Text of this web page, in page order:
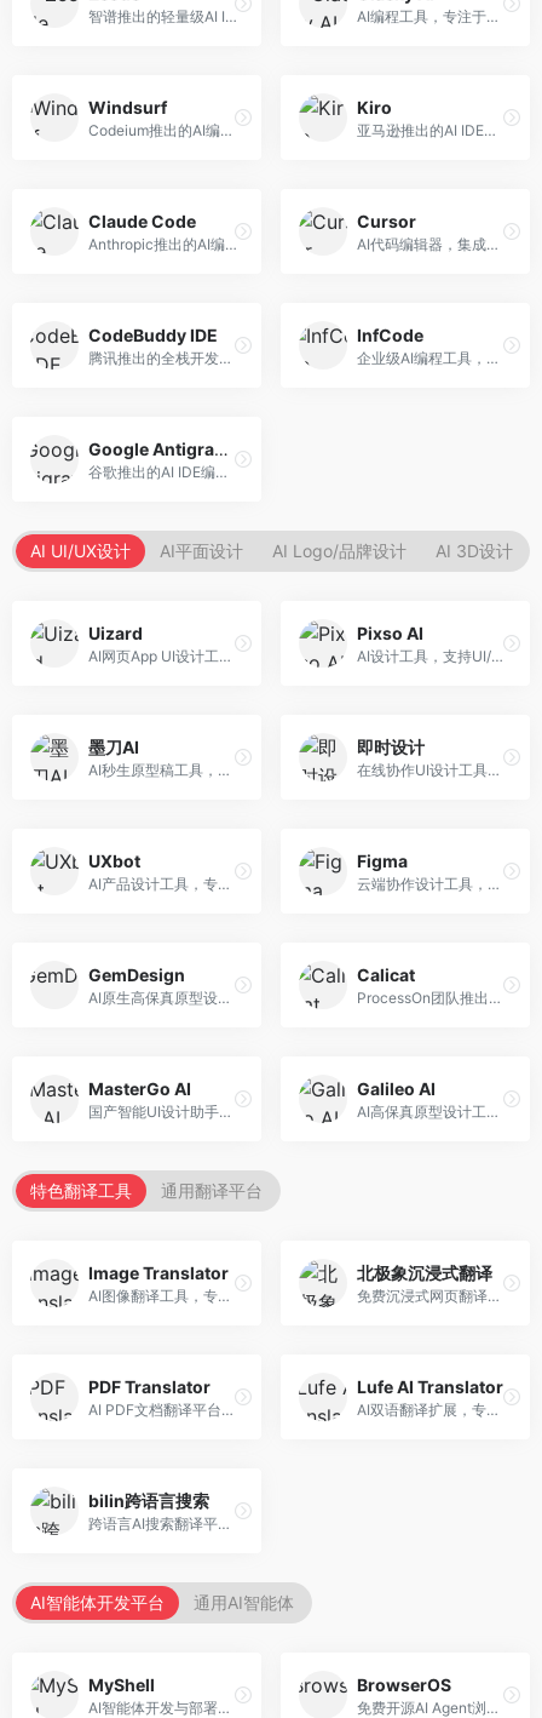
智谱推出的轻量级AI IDE，基于GLM模型。面向开发者，提供智能代码补全、代码生成、错误检测等服务，中文编程支持好。 AI编程工具，专注于代码智能生成与优化。面向开发者，提供代码生成、代码重构、错误修复等服务，编程效率高。
Windsurf
Codeium推出的AI编程工具，专注于代码智能辅助。面向开发者，提供代码补全、代码生成、代码解释等服务，多语言支持完善。
Kiro
亚马逊推出的AI IDE，深度整合AWS云服务。面向AWS开发者，提供代码生成、云服务集成、部署自动化等服务，与AWS生态无缝衔接。
Claude Code
Anthropic推出的AI编程工具，基于Claude模型。面向开发者，提供代码生成、代码审查、调试辅助等服务，代码质量高，推理能力强。
Cursor
AI代码编辑器，集成GPT-4模型，专注于智能编程辅助。面向开发者，提供代码生成、代码解释、错误修复等服务，编程体验流畅，开发效率高。
CodeBuddy IDE
腾讯推出的全栈开发AI IDE，整合腾讯云服务。面向开发者，提供代码生成、调试辅助、部署服务等功能，与腾讯云生态深度整合。
InfCode
企业级AI编程工具，专注于团队协作开发。面向企业开发团队，提供代码生成、代码审查、团队协作等服务，企业级功能完善。
Google Antigravity
谷歌推出的AI IDE编程智能体，整合Google Cloud服务。面向谷歌生态开发者，提供智能编程辅助、云服务集成等功能。
AI UI/UX设计 AI平面设计 AI Logo/品牌设计 AI 3D设计
Uizard
AI网页App UI设计工具，专注于快速界面生成。面向产品经理和设计师，提供线框图转UI、界面生成、设计优化等服务，设计速度快。
Pixso AI
AI设计工具，支持UI/UX设计全流程。面向设计师和产品团队，提供界面生成、设计优化、协作评审等服务，国产替代方案，团队协作便捷。
墨刀AI
AI秒生原型稿工具，专注于快速原型设计。面向产品经理和设计师，提供原型生成、交互设计、团队协作等服务，原型制作效率高。
即时设计
在线协作UI设计工具，整合AI设计功能。面向设计师和产品团队，提供界面设计、原型制作、设计资源库等服务，国产协作设计平台。
UXbot
AI产品设计工具，专注于用户体验优化。面向UX设计师，提供用户研究、设计建议、可用性测试等服务，UX设计支持完善。
Figma
云端协作设计工具，整合AI设计辅助功能。面向UI/UX设计师和产品团队，提供界面设计、原型制作、团队协作等服务，协作功能强大，是UI设计领域的标杆产品。
GemDesign
AI原生高保真原型设计工具，专注于智能设计生成。面向设计师，提供界面生成、设计优化、原型制作等服务，设计自动化程度高。
Calicat
ProcessOn团队推出的产设研协作平台，整合设计与协作功能。面向产品团队，提供设计协作、文档管理、团队沟通等服务，产研协作便捷。
MasterGo AI
国产智能UI设计助手，专注于界面设计自动化。面向UI设计师，提供界面生成、组件设计、设计系统构建等服务，中文用户适配性好。
Galileo AI
AI高保真原型设计工具，专注于UI界面生成。面向设计师和产品团队，提供界面生成、交互设计、设计优化等服务，界面质量高。
特色翻译工具 通用翻译平台
Image Translator
AI图像翻译工具，专注于图片文字翻译。面向设计师和电商从业者，提供图片文字识别、翻译、替换等服务，图像翻译效果好。
北极象沉浸式翻译
免费沉浸式网页翻译工具，专注于阅读体验。面向普通用户，提供网页双语翻译、文档翻译等服务，免费使用，翻译质量高。
PDF Translator
AI PDF文档翻译平台，专注于文档本地化。面向商务人士，提供PDF翻译、格式保留、批量处理等服务，文档翻译专业。
Lufe AI Translator
AI双语翻译扩展，专注于浏览器翻译场景。面向外语内容阅读者，提供网页双语翻译、划词翻译等服务，浏览器集成便捷。
bilin跨语言搜索
跨语言AI搜索翻译平台，专注于信息获取。面向研究者和内容创作者，提供跨语言搜索、内容翻译、信息整合等服务，跨语言检索能力强。
AI智能体开发平台 通用AI智能体
MyShell
AI智能体开发与部署平台，专注于语音交互智能体。面向开发者，提供语音智能体创建、部署服务、社区分享等功能，语音交互能力强。
BrowserOS
免费开源AI Agent浏览器，专注于浏览器自动化。面向开发者，提供浏览器控制、任务自动化、API接口等服务，开源免费。